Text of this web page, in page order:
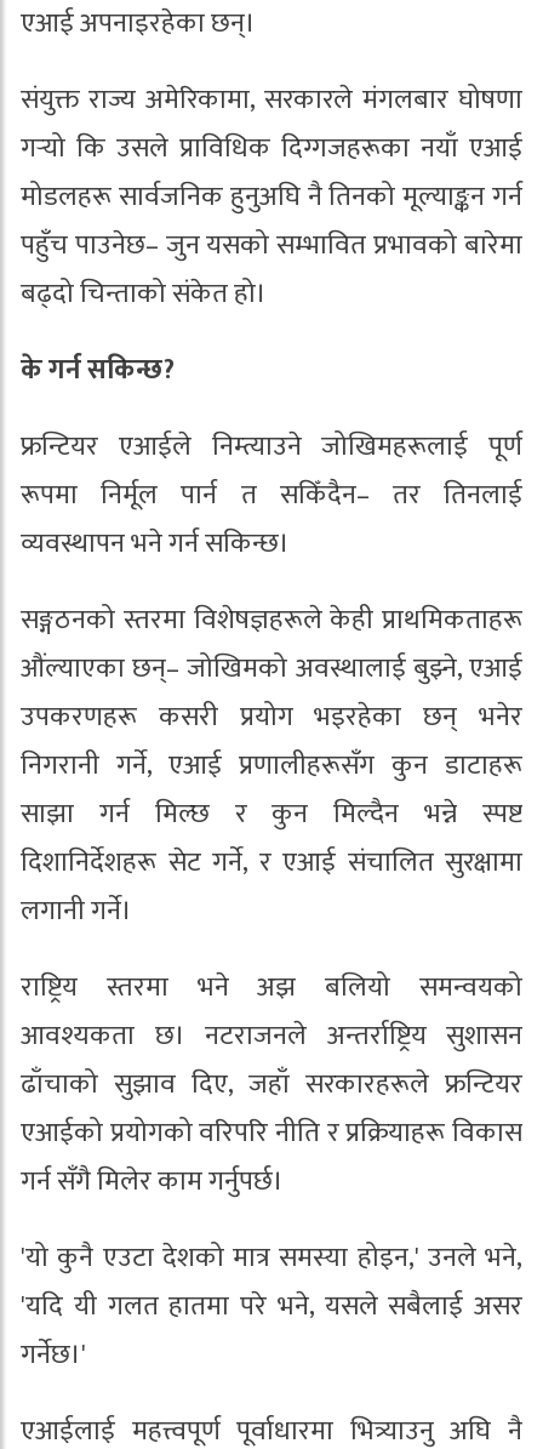
एआई अपनाइरहेका छन्।
संयुक्त राज्य अमेरिकामा, सरकारले मंगलबार घोषणा
गर्‍यो कि उसले प्राविधिक दिग्गजहरूका नयाँ एआई
मोडलहरू सार्वजनिक हुनुअघि नै तिनको मूल्याङ्कन गर्न
पहुँच पाउनेछ– जुन यसको सम्भावित प्रभावको बारेमा
बढ्दो चिन्ताको संकेत हो।
के गर्न सकिन्छ?
फ्रन्टियर एआईले निम्त्याउने जोखिमहरूलाई पूर्ण
रूपमा निर्मूल पार्न त सकिँदैन– तर तिनलाई
व्यवस्थापन भने गर्न सकिन्छ।
सङ्गठनको स्तरमा विशेषज्ञहरूले केही प्राथमिकताहरू
औंल्याएका छन्– जोखिमको अवस्थालाई बुझ्ने, एआई
उपकरणहरू कसरी प्रयोग भइरहेका छन् भनेर
निगरानी गर्ने, एआई प्रणालीहरूसँग कुन डाटाहरू
साझा गर्न मिल्छ र कुन मिल्दैन भन्ने स्पष्ट
दिशानिर्देशहरू सेट गर्ने, र एआई संचालित सुरक्षामा
लगानी गर्ने।
राष्ट्रिय स्तरमा भने अझ बलियो समन्वयको
आवश्यकता छ। नटराजनले अन्तर्राष्ट्रिय सुशासन
ढाँचाको सुझाव दिए, जहाँ सरकारहरूले फ्रन्टियर
एआईको प्रयोगको वरिपरि नीति र प्रक्रियाहरू विकास
गर्न सँगै मिलेर काम गर्नुपर्छ।
'यो कुनै एउटा देशको मात्र समस्या होइन,' उनले भने,
'यदि यी गलत हातमा परे भने, यसले सबैलाई असर
गर्नेछ।'
एआईलाई महत्त्वपूर्ण पूर्वाधारमा भित्र्याउनु अघि नै